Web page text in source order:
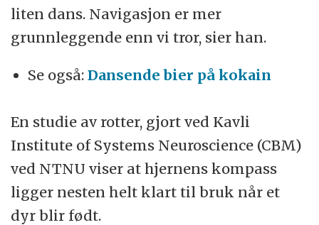
liten dans. Navigasjon er mer
grunnleggende enn vi tror, sier han.
Se også:Dansende bier på kokain
En studie av rotter, gjort ved Kavli
Institute of Systems Neuroscience (CBM)
ved NTNU viser at hjernens kompass
ligger nesten helt klart til bruk når et
dyr blir født.